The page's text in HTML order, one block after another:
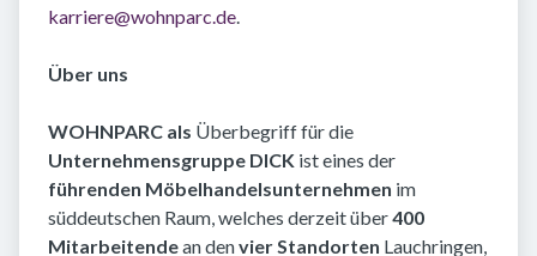
karriere@wohnparc.de.
Über uns
WOHNPARC als Überbegriff für die
Unternehmensgruppe DICK ist eines der
führenden Möbelhandelsunternehmen im
süddeutschen Raum, welches derzeit über400
Mitarbeitendean denvier Standorten Lauchringen,